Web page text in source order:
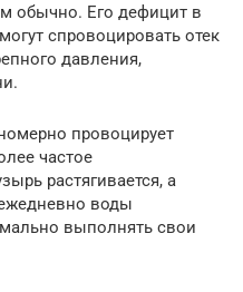
обычно. Его дефицит в
спровоцировать отек
давления,
провоцирует
частое
растягивается, а
воды
выполнять свои